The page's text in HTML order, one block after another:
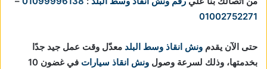
01002752271
حتى الآن يقدم ونش انقاذ وسط البلد معدّل وقت عمل جيد جدًا
بخدمتها، وذلك لسرعة وصول ونش انقاذ سيارات
في غضون 10